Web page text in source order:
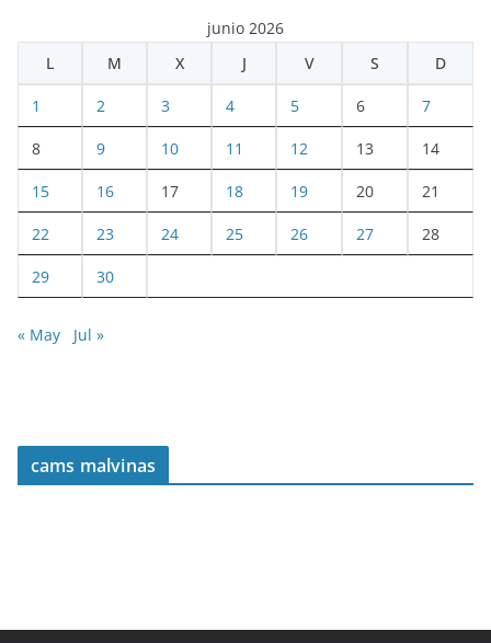
junio 2026
L
M X J V S D
1 2 3 4 5 6 7
8 9 10 11 12 13 14
15 16 17 18 19 20 21
22 23 24 25 26 27 28
29 30
« May Jul »
cams malvinas